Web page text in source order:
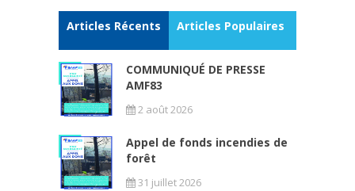
Articles Récents Articles Populaires
COMMUNIQUÉ DE PRESSE
AMF83
2 août 2026
Appel de fonds incendies de
forêt
31 juillet 2026